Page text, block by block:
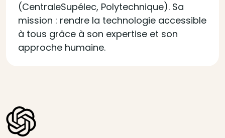
(CentraleSupélec, Polytechnique). Sa
mission : rendre la technologie accessible
à tous grâce à son expertise et son
approche humaine.